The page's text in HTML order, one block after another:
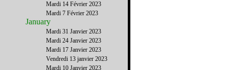
Mardi 14 Février 2023
Mardi 7 Février 2023
January
Mardi 31 Janvier 2023
Mardi 24 Janvier 2023
Mardi 17 Janvier 2023
Vendredi 13 janvier 2023
Mardi 10 Janvier 2023